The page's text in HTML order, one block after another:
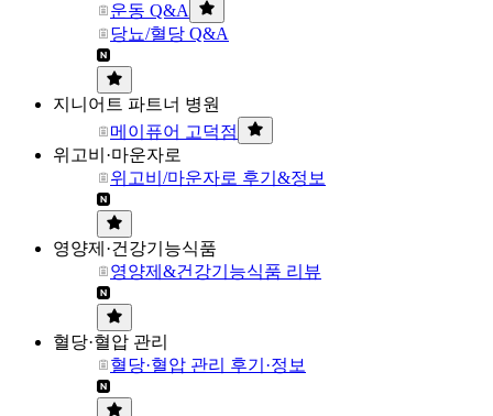
운동 Q&A
당뇨/혈당 Q&A
지니어트 파트너 병원
메이퓨어 고덕점
위고비·마운자로
위고비/마운자로 후기&정보
영양제·건강기능식품
영양제&건강기능식품 리뷰
혈당·혈압 관리
혈당·혈압 관리 후기·정보